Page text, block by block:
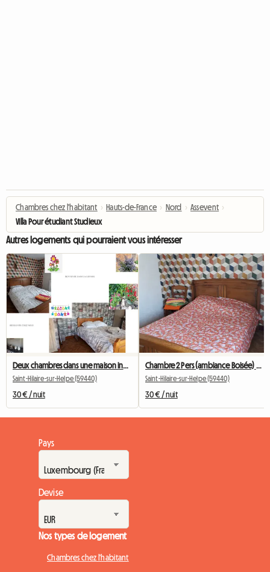
Chambres chez l'habitant › Hauts-de-France › Nord › Assevent ›
Villa Pour étudiant Studieux
Autres logements qui pourraient vous intéresser
Saint-Hilaire-sur-Helpe (59440)
30 € / nuit
Saint-Hilaire-sur-Helpe (59440)
30 € / nuit
Pays
Devise
Nos types de logement
Chambres chez l'habitant